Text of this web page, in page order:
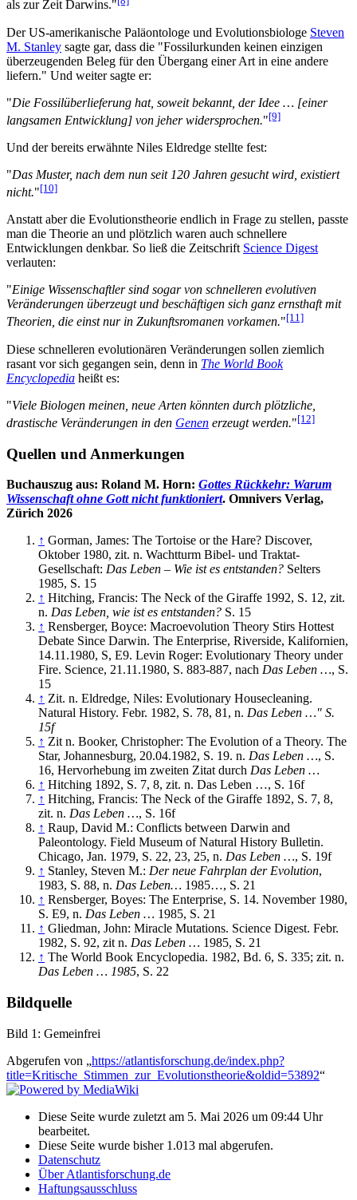
als zur Zeit Darwins."
Der US-amerikanische Paläontologe und Evolutionsbiologe Steven
M. Stanley sagte gar, dass die "Fossilurkunden keinen einzigen
überzeugenden Beleg für den Übergang einer Art in eine andere
liefern." Und weiter sagte er:
"Die Fossilüberlieferung hat, soweit bekannt, der Idee … [einer
langsamen Entwicklung] von jeher widersprochen."[9]
Und der bereits erwähnte Niles Eldredge stellte fest:
"Das Muster, nach dem nun seit 120 Jahren gesucht wird, existiert
nicht."[10]
Anstatt aber die Evolutionstheorie endlich in Frage zu stellen, passte
man die Theorie an und plötzlich waren auch schnellere
Entwicklungen denkbar. So ließ die Zeitschrift Science Digest
verlauten:
"Einige Wissenschaftler sind sogar von schnelleren evolutiven
Veränderungen überzeugt und beschäftigen sich ganz ernsthaft mit
Theorien, die einst nur in Zukunftsromanen vorkamen."[11]
Diese schnelleren evolutionären Veränderungen sollen ziemlich
rasant vor sich gegangen sein, denn in The World Book
Encyclopedia heißt es:
"Viele Biologen meinen, neue Arten könnten durch plötzliche,
drastische Veränderungen in den Genen erzeugt werden."[12]
Quellen und Anmerkungen
Buchauszug aus: Roland M. Horn: Gottes Rückkehr: Warum
Wissenschaft ohne Gott nicht funktioniert. Omnivers Verlag,
Zürich 2026
↑ Gorman, James: The Tortoise or the Hare? Discover,
Oktober 1980, zit. n. Wachtturm Bibel- und Traktat-
Gesellschaft: Das Leben – Wie ist es entstanden? Selters
1985, S. 15
↑ Hitching, Francis: The Neck of the Giraffe 1992, S. 12, zit.
n. Das Leben, wie ist es entstanden? S. 15
↑ Rensberger, Boyce: Macroevolution Theory Stirs Hottest
Debate Since Darwin. The Enterprise, Riverside, Kalifornien,
14.11.1980, S, E9. Levin Roger: Evolutionary Theory under
Fire. Science, 21.11.1980, S. 883-887, nach Das Leben …, S.
15
↑ Zit. n. Eldredge, Niles: Evolutionary Housecleaning.
Natural History. Febr. 1982, S. 78, 81, n. Das Leben …" S.
15f
↑ Zit n. Booker, Christopher: The Evolution of a Theory. The
Star, Johannesburg, 20.04.1982, S. 19. n. Das Leben …, S.
16, Hervorhebung im zweiten Zitat durch Das Leben …
↑ Hitching 1892, S. 7, 8, zit. n. Das Leben …, S. 16f
↑ Hitching, Francis: The Neck of the Giraffe 1892, S. 7, 8,
zit. n. Das Leben …, S. 16f
↑ Raup, David M.: Conflicts between Darwin and
Paleontology. Field Museum of Natural History Bulletin.
Chicago, Jan. 1979, S. 22, 23, 25, n. Das Leben …, S. 19f
↑ Stanley, Steven M.: Der neue Fahrplan der Evolution,
1983, S. 88, n. Das Leben… 1985…, S. 21
↑ Rensberger, Boyes: The Enterprise, S. 14. November 1980,
S. E9, n. Das Leben … 1985, S. 21
↑ Gliedman, John: Miracle Mutations. Science Digest. Febr.
1982, S. 92, zit n. Das Leben … 1985, S. 21
↑ The World Book Encyclopedia. 1982, Bd. 6, S. 335; zit. n.
Das Leben … 1985, S. 22
Bildquelle
Bild 1: Gemeinfrei
Abgerufen von „https://atlantisforschung.de/index.php?
title=Kritische_Stimmen_zur_Evolutionstheorie&oldid=53892“
Diese Seite wurde zuletzt am 5. Mai 2026 um 09:44 Uhr
bearbeitet.
Diese Seite wurde bisher 1.013 mal abgerufen.
Datenschutz
Über Atlantisforschung.de
Haftungsausschluss